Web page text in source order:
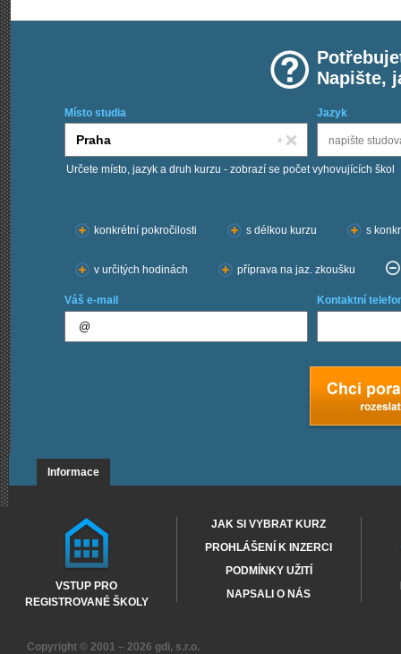
Napište,
Místo studia Jazyk
Určete místo, jazyk a druh kurzu - zobrazí se počet vyhovujících škol
konkrétní pokročilosti
s délkou kurzu s
v určitých hodinách příprava na jaz. zkoušku
Váš e-mail Kontaktní
Informace
VSTUP PRO
REGISTROVANÉ ŠKOLY
JAK SI VYBRAT KURZ
PROHLÁŠENÍ K INZERCI
PODMÍNKY UŽITÍ
NAPSALI O NÁS
Copyright © 2001 – 2026 gdi, s.r.o.